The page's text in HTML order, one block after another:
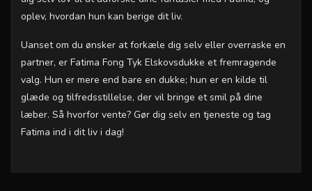
oplev, hvordan hun kan berige dit liv.
Uanset om du ønsker at forkæle dig selv eller overraske en
partner, er Fatima Fong Tyk Elskovsdukke et fremragende
valg. Hun er mere end bare en dukke; hun er en kilde til
glæde og tilfredsstillelse, der vil bringe et smil på dine
læber. Så hvorfor vente? Gør dig selv en tjeneste og tag
Fatima ind i dit liv i dag!